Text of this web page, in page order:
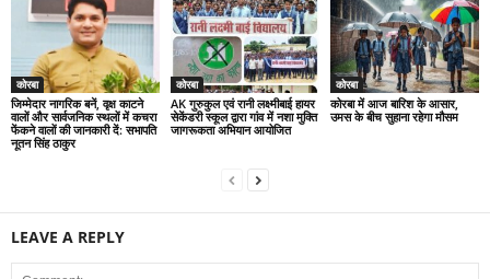
कोरबा
जिम्मेदार नागरिक बनें, वृक्ष काटने
वालों और सार्वजनिक स्थलों में कचरा
फेंकने वालों की जानकारी दें: सभापति
नूतन सिंह ठाकुर
कोरबा
AK गुरुकुल एवं रानी लक्ष्मीबाई हायर
सेकेंडरी स्कूल द्वारा गांव में नशा मुक्ति
जागरूकता अभियान आयोजित
कोरबा
कोरबा में आज बारिश के आसार,
उमस के बीच सुहाना रहेगा मौसम
LEAVE A REPLY